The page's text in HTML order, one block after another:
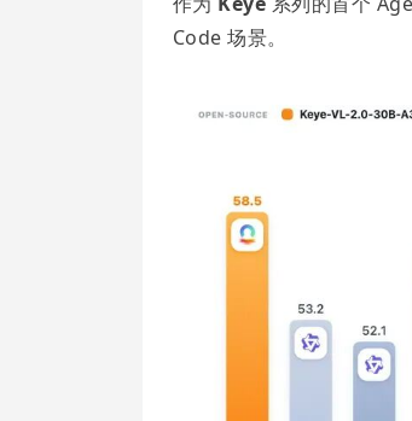
Code 场景。